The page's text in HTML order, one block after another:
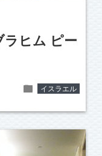
ラヒム ピー
folder イスラエル